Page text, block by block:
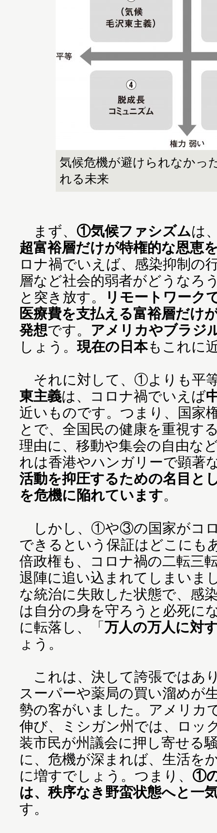
気候危機が避けられなかっ
れる未来
まず、 ①気候ファシズムは
超富裕層だけが特権的な恩恵
ロナ禍でいえば、感染抑制の
層など社会的弱者がどうなろ
と突き放す。
リモートワーク
医療費を支払える富裕層だけ
発想です。 アメリカやブラジ
しょう。現在の日本もこれに
それに対して、①よりも平
東主義は、コロナ禍でいえば
近いものです。つまり、国家
とで、全国民の健康を重視す
理由に、移動や集会の自由な
れは香港やハンガリーで顕著
活動を抑圧するための名目と
を危機に陥れています。
しかし、①や③の国家がコ
できるという保証はどこにも
倍政権も、コロナ禍の二転三
退陣に追い込まれてしまいま
な統治に失敗した状態で、感
は自分の身を守ろうと必死に
に転落し、「万人の万人に対
ょう。
これは、決して誇張ではあ
スーパーや薬局の買い溜めが
勢の客がいました。アメリカ
伸び、ミシガン州では、ロッ
装市民が州議会に押し寄せる
に、危機が深まれば、生活を
に増すでしょう。つまり、 ①
は、秩序なき野蛮状態へと一
す。